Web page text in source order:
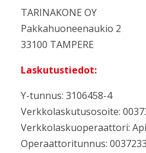
TARINAKONE OY
Pakkahuoneenaukio 2
33100 TAMPERE
Laskutustiedot:
Y-tunnus: 3106458-4
Verkkolaskutusosoite:
Verkkolaskuoperaattori:
Operaattoritunnus: